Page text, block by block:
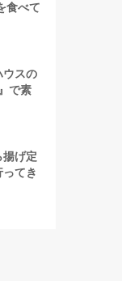
食べて
ウスの
で素
揚げ定
てき